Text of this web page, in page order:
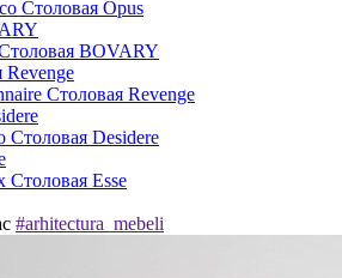
Столовая Opus
BOVARY
Столовая Revenge
Столовая Desidere
Столовая Esse
#arhitectura_mebeli